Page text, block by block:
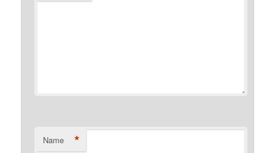
Name *